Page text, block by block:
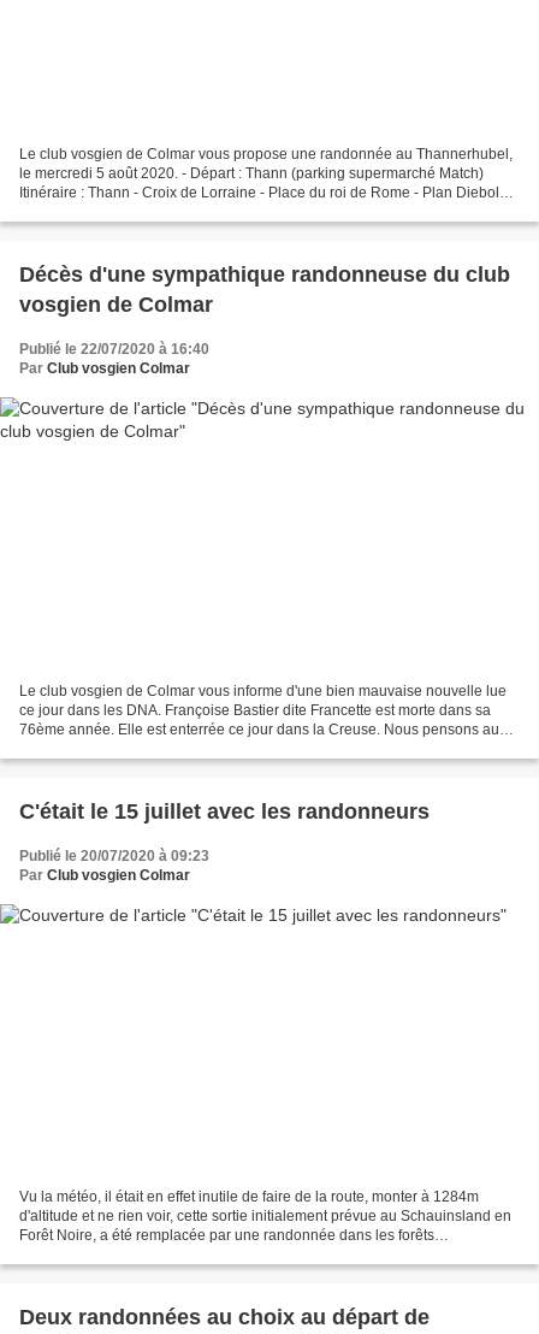
Le club vosgien de Colmar vous propose une randonnée au Thannerhubel,
le mercredi 5 août 2020. - Départ : Thann (parking supermarché Match)
Itinéraire : Thann - Croix de Lorraine - Place du roi de Rome - Plan Diebold
Décès d'une sympathique randonneuse du club
vosgien de Colmar
Publié le 22/07/2020 à 16:40
Par Club vosgien Colmar
Le club vosgien de Colmar vous informe d'une bien mauvaise nouvelle lue
ce jour dans les DNA. Françoise Bastier dite Francette est morte dans sa
76ème année. Elle est enterrée ce jour dans la Creuse. Nous pensons aussi
C'était le 15 juillet avec les randonneurs
Publié le 20/07/2020 à 09:23
Par Club vosgien Colmar
Vu la météo, il était en effet inutile de faire de la route, monter à 1284m
d'altitude et ne rien voir, cette sortie initialement prévue au Schauinsland en
Forêt Noire, a été remplacée par une randonnée dans les forêts
Deux randonnées au choix au départ de